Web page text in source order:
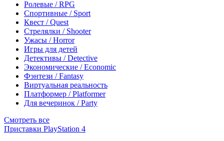
Ролевые / RPG
Спортивные / Sport
Квест / Quest
Стрелялки / Shooter
Ужасы / Horror
Игры для детей
Детективы / Detective
Экономические / Economic
Фэнтези / Fantasy
Виртуальная реальность
Платформер / Platformer
Для вечеринок / Party
Смотреть все
Приставки PlayStation 4